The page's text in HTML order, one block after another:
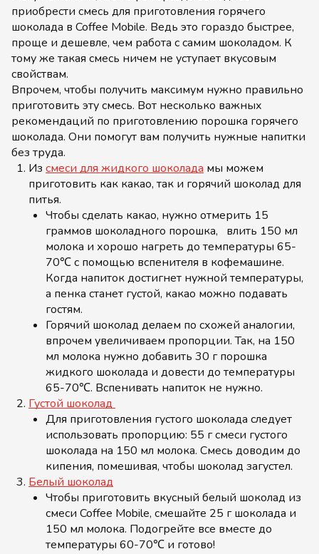
приобрести смесь для приготовления горячего
шоколада в Coffee Mobile. Ведь это гораздо быстрее,
проще и дешевле, чем работа с самим шоколадом. К
тому же такая смесь ничем не уступает вкусовым
свойствам.
Впрочем, чтобы получить максимум нужно правильно
приготовить эту смесь. Вот несколько важных
рекомендаций по приготовлению порошка горячего
шоколада. Они помогут вам получить нужные напитки
без труда.
Из смеси для жидкого шоколада мы можем
приготовить как какао, так и горячий шоколад для
питья.
Чтобы сделать какао, нужно отмерить 15
граммов шоколадного порошка, влить 150 мл
молока и хорошо нагреть до температуры 65-
70℃ с помощью вспенителя в кофемашине.
Когда напиток достигнет нужной температуры,
а пенка станет густой, какао можно подавать
гостям.
Горячий шоколад делаем по схожей аналогии,
впрочем увеличиваем пропорции. Так, на 150
мл молока нужно добавить 30 г порошка
жидкого шоколада и довести до температуры
65-70℃. Вспенивать напиток не нужно.
Густой шоколад
Для приготовления густого шоколада следует
использовать пропорцию: 55 г смеси густого
шоколада на 150 мл молока. Смесь доводим до
кипения, помешивая, чтобы шоколад загустел.
Белый шоколад
Чтобы приготовить вкусный белый шоколад из
смеси Coffee Mobile, смешайте 25 г шоколада и
150 мл молока. Подогрейте все вместе до
температуры 60-70℃ и готово!